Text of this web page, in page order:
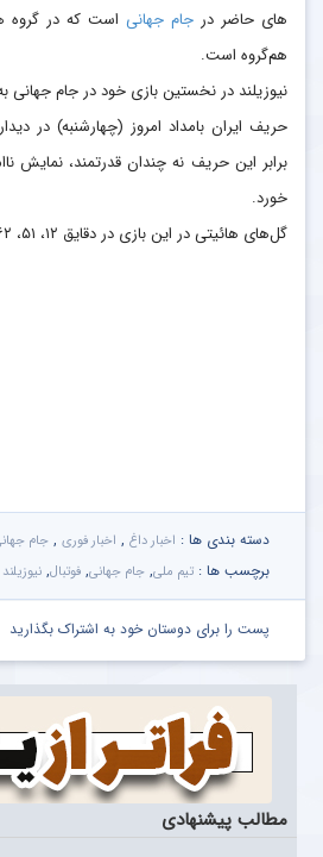
های حاضر درجام جهانی است که در گروه
هم‌گروه است.
نیوزیلند در نخستین بازی خود در جام
حریف ایران بامداد امروز (چهارشنبه) در
خورد.
گل‌های هائیتی در این بازی در دقایق ۱۲، ۵۱، ۶۲ و ۸۷ به ثمر رسید.
دسته بندی ها : اخبار داغ , اخبار فوری , جام
برچسب ها : تیم ملی, جام جهانی, فوتبال, نیوزیلند
پست را برای دوستان خود به اشتراک بگذارید
مطالب پیشنهادی